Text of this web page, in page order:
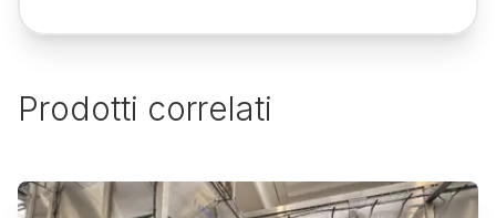
Prodotti correlati